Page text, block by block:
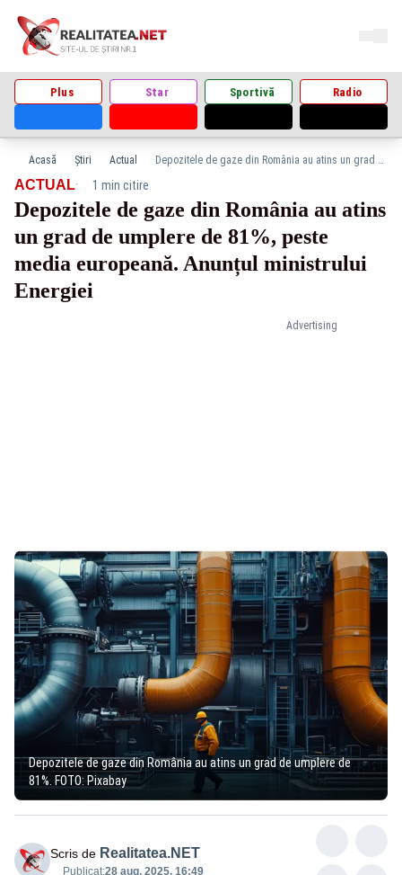
Plus Star Sportivă Radio
Acasă Știri Actual Depozitele de gaze din România au atins un grad de umplere de 81%, peste media europeană. Anunțul ministrului Energiei
Advertising
ACTUAL· 1 min citire
Depozitele de gaze din România au atins
un grad de umplere de 81%, peste
media europeană. Anunțul ministrului
Energiei
Depozitele de gaze din România au atins un grad de umplere de
81%. FOTO: Pixabay
Scris de Realitatea.NET
Publicat:28 aug. 2025, 16:49